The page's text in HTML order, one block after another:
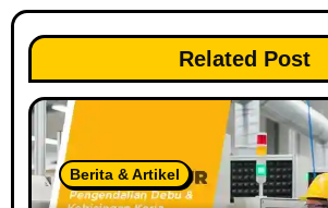
Related Post
Berita & Artikel